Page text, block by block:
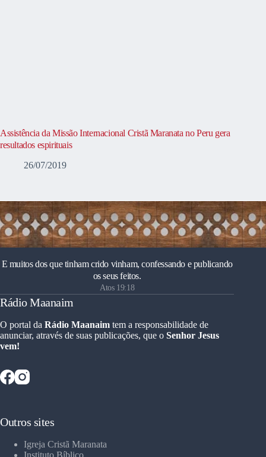
Assistência da Missão Internacional Cristã Maranata no Peru gera
resultados espirituais
26/07/2019
E muitos dos que tinham crido vinham, confessando e publicando
os seus feitos.
Atos 19:18
Rádio Maanaim
O portal da Rádio Maanaim tem a responsabilidade de
anunciar, através de suas publicações, que o Senhor Jesus
vem!
Outros sites
Igreja Cristã Maranata
Instituto Bíblico